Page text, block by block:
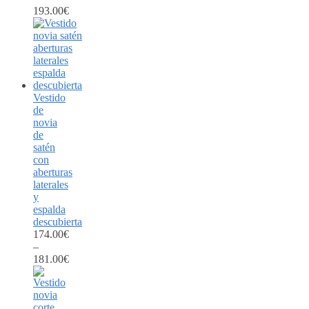
193.00€
Vestido
de
novia
de
satén
con
aberturas
laterales
y
espalda
descubierta
174.00€
–
181.00€